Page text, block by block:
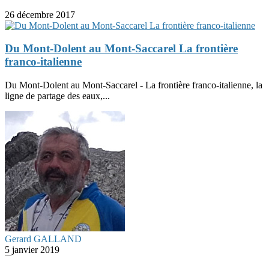
26 décembre 2017
Du Mont-Dolent au Mont-Saccarel La frontière
franco-italienne
Du Mont-Dolent au Mont-Saccarel - La frontière franco-italienne, la
ligne de partage des eaux,...
Gerard GALLAND
5 janvier 2019